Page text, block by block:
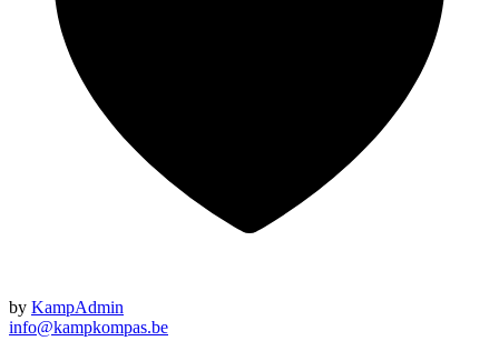
by KampAdmin
info@kampkompas.be